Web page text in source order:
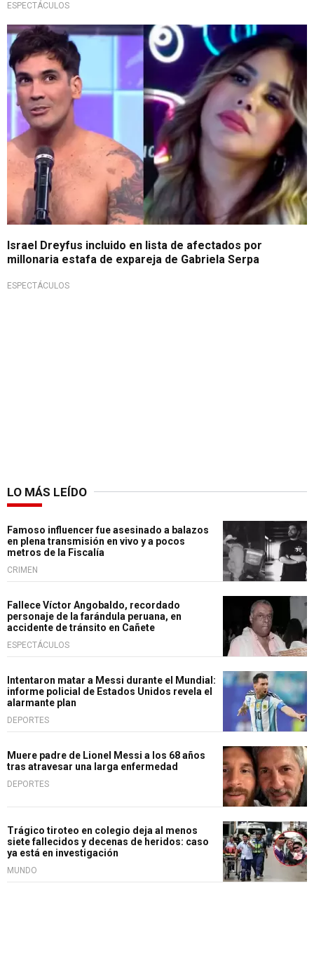
ESPECTÁCULOS
¡Vergonzoso!
Israel Dreyfus incluido en lista de afectados por
millonaria estafa de expareja de Gabriela Serpa
ESPECTÁCULOS
LO MÁS LEÍDO
Famoso influencer fue asesinado a balazos
en plena transmisión en vivo y a pocos
metros de la Fiscalía
CRIMEN
Fallece Víctor Angobaldo, recordado
personaje de la farándula peruana, en
accidente de tránsito en Cañete
ESPECTÁCULOS
Intentaron matar a Messi durante el Mundial:
informe policial de Estados Unidos revela el
alarmante plan
DEPORTES
Muere padre de Lionel Messi a los 68 años
tras atravesar una larga enfermedad
DEPORTES
Trágico tiroteo en colegio deja al menos
siete fallecidos y decenas de heridos: caso
ya está en investigación
MUNDO